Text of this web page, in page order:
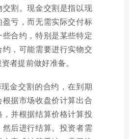
割。现金交割是指以现
亏，而无需实际交付标
合约，特别是某些特定
，可能需要进行实物交
者提前做好准备。
金交割的合约，在到期
根据市场收盘价计算出合
并根据结算价格计算投
后进行结算。投资者需